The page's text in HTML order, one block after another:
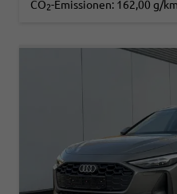
CO2-Emissionen: 162,00 g/km